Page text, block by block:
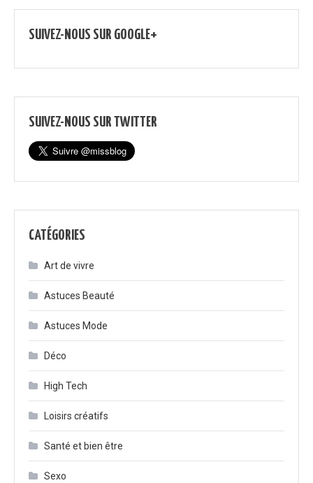
SUIVEZ-NOUS SUR GOOGLE+
SUIVEZ-NOUS SUR TWITTER
CATÉGORIES
Art de vivre
Astuces Beauté
Astuces Mode
Déco
High Tech
Loisirs créatifs
Santé et bien être
Sexo